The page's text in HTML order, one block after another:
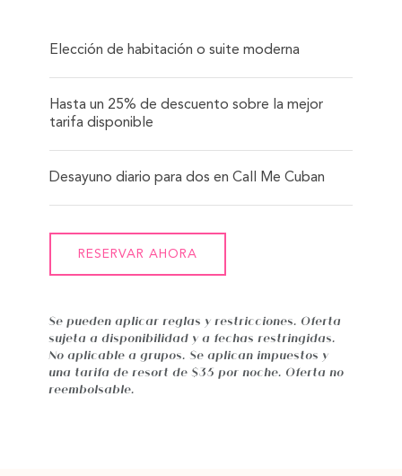
Elección de habitación o suite moderna
Hasta un 25% de descuento sobre la mejor
tarifa disponible
Desayuno diario para dos en Call Me Cuban
RESERVAR AHORA
Se pueden aplicar reglas y restricciones. Oferta
sujeta a disponibilidad y a fechas restringidas.
No aplicable a grupos. Se aplican impuestos y
una tarifa de resort de $35 por noche. Oferta no
reembolsable.